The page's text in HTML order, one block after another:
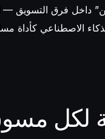
داخل فرق التسويق —
الاصطناعي كأداة
لكل